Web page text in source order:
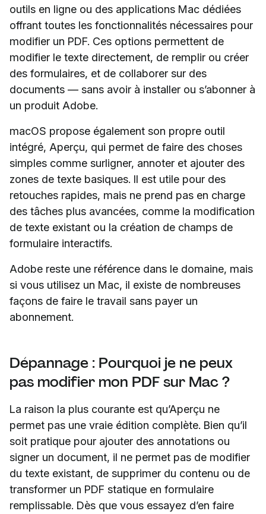
outils en ligne ou des applications Mac dédiées
offrant toutes les fonctionnalités nécessaires pour
modifier un PDF. Ces options permettent de
modifier le texte directement, de remplir ou créer
des formulaires, et de collaborer sur des
documents — sans avoir à installer ou s’abonner à
un produit Adobe.
macOS propose également son propre outil
intégré, Aperçu, qui permet de faire des choses
simples comme surligner, annoter et ajouter des
zones de texte basiques. Il est utile pour des
retouches rapides, mais ne prend pas en charge
des tâches plus avancées, comme la modification
de texte existant ou la création de champs de
formulaire interactifs.
Adobe reste une référence dans le domaine, mais
si vous utilisez un Mac, il existe de nombreuses
façons de faire le travail sans payer un
abonnement.
Dépannage : Pourquoi je ne peux
pas modifier mon PDF sur Mac ?
La raison la plus courante est qu’Aperçu ne
permet pas une vraie édition complète. Bien qu’il
soit pratique pour ajouter des annotations ou
signer un document, il ne permet pas de modifier
du texte existant, de supprimer du contenu ou de
transformer un PDF statique en formulaire
remplissable. Dès que vous essayez d’en faire